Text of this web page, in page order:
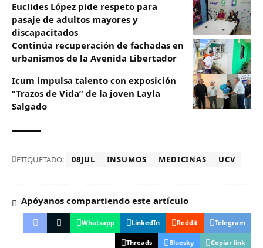
Euclides López pide respeto para
pasaje de adultos mayores y
discapacitados
Continúa recuperación de fachadas en
urbanismos de la Avenida Libertador
Icum impulsa talento con exposición
“Trazos de Vida” de la joven Layla
Salgado‎
ETIQUETADO: 08JUL INSUMOS MEDICINAS UCV
Apóyanos compartiendo este artículo
Whatsapp LinkedIn Reddit Telegram
Threads Bluesky Copiar link